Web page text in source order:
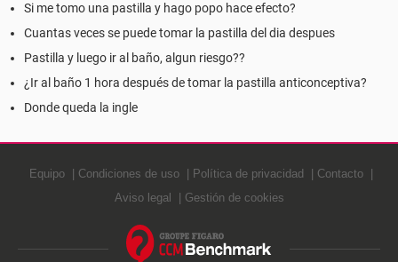
Si me tomo una pastilla y hago popo hace efecto?
Cuantas veces se puede tomar la pastilla del dia despues
Pastilla y luego ir al baño, algun riesgo??
¿Ir al baño 1 hora después de tomar la pastilla anticonceptiva?
Donde queda la ingle
Equipo Condiciones de uso Política de privacidad
Contacto
Aviso legal
Gestión de cookies